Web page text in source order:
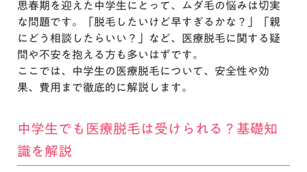
思春期を迎えた中学生にとって、ムダ毛の悩みは切実
な問題です。「脱毛したいけど早すぎるかな？」「親
にどう相談したらいい？」など、医療脱毛に関する疑
問や不安を抱える方も多いはずです。
ここでは、中学生の医療脱毛について、安全性や効
果、費用まで徹底的に解説します。
中学生でも医療脱毛は受けられる？基礎知
識を解説